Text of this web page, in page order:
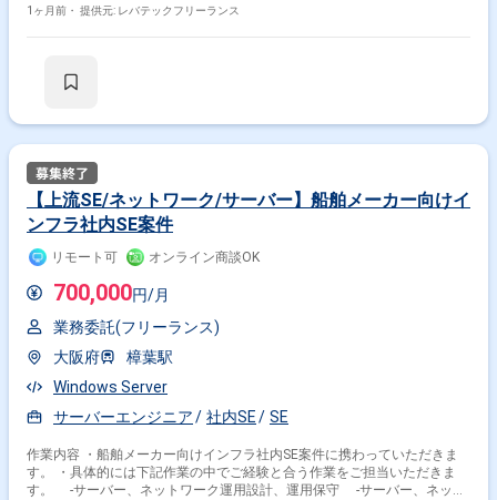
・具体的には下記作業を想定しています。 -PC、プリンター、周辺機器
スサーバー、ネットワークルーター等の監視、保守管理 -2027年秋以降
1ヶ月前・ 提供元: レバテックフリーランス
【上流SE/ネットワーク/サーバー】船舶メーカー向けイ
ンフラ社内SE案件
リモート可 オンライン商談OK
700,000円/月
業務委託(フリーランス)
大阪府
樟葉駅
Windows Server
サーバーエンジニア
社内SE SE
作業内容 ・船舶メーカー向けインフラ社内SE案件に携わっていただきま
す。 ・具体的には下記作業の中でご経験と合う作業をご担当いただきま
す。 -サーバー、ネットワーク運用設計、運用保守 -サーバー、ネット